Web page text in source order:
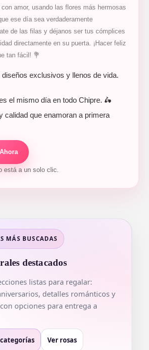
amor, usando las flores más hermosas
ese día sea verdaderamente
de las filas y déjanos ser tus cómplices
directamente en su puerta. ¡Hacer feliz
tan fácil! 💐
exclusivos y llenos de vida.
el mismo día en todo Chipre. 🛵
calidad que enamoran a primera
está a un solo clic.
MÁS BUSCADAS
destacados
listas para regalar:
detalles románticos y
opciones para entrega a
Ver rosas